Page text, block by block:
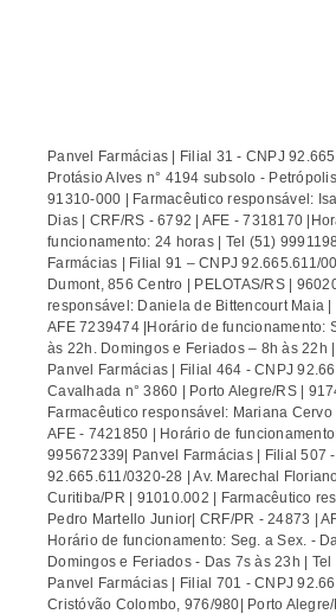
Panvel Farmácias | Filial 31 - CNPJ
Protásio Alves n° 4194 subsolo -
91310-000 | Farmacêutico responsável:
Dias | CRF/RS - 6792 | AFE - 7318170
funcionamento: 24 horas | Tel (51)
Farmácias | Filial 91 – CNPJ 92.665.611/
Dumont, 856 Centro | PELOTAS/RS |
responsável: Daniela de Bittencourt Maia |
AFE 7239474 |Horário de funcionamento:
às 22h. Domingos e Feriados – 8h às 22h |
Panvel Farmácias | Filial 464 - CNPJ
Cavalhada n° 3860 | Porto Alegre/RS |
Farmacêutico responsável: Mariana Cervo
AFE - 7421850 | Horário de
995672339| Panvel Farmácias | Filial 507
92.665.611/0320-28 | Av. Marechal
Curitiba/PR | 91010.002 | Farmacêutico
Pedro Martello Junior| CRF/PR - 24873 |
Horário de funcionamento: Seg. a Sex. -
Domingos e Feriados - Das 7s às 23h | Tel
Panvel Farmácias | Filial 701 - CNPJ
Cristóvão Colombo, 976/980| Porto Alegre/